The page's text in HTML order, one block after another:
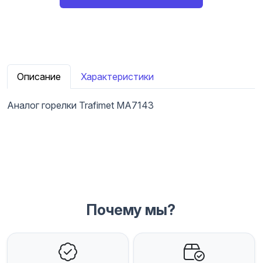
Описание Характеристики
Аналог горелки Trafimet MA7143
Почему мы?